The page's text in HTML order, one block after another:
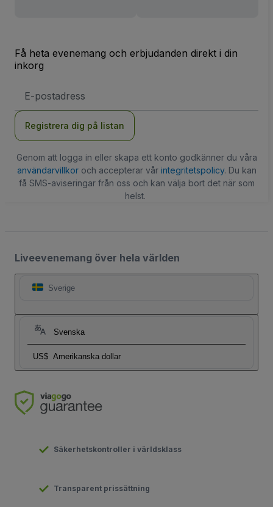
Få heta evenemang och erbjudanden direkt i din
inkorg
postadress
Registrera dig på listan
Genom att logga in eller skapa ett konto godkänner du våra
användarvillkoroch accepterar vår integritetspolicy. Du kan
få SMS-aviseringar från oss och kan välja bort det när som
helst.
Liveevenemang över hela världen
Sverige
Svenska
US$ Amerikanska dollar
Säkerhetskontroller i världsklass
Transparent prissättning